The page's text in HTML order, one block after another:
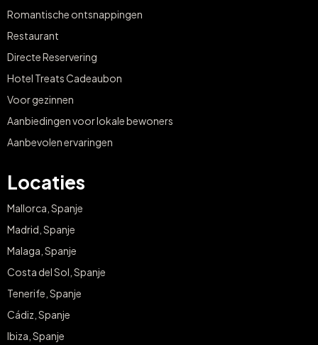
Romantische ontsnappingen
Restaurant
Directe Reservering
Hotel Treats Cadeaubon
Voor gezinnen
Aanbiedingen voor lokale bewoners
Aanbevolen ervaringen
Locaties
Mallorca, Spanje
Madrid, Spanje
Malaga, Spanje
Costa del Sol, Spanje
Tenerife, Spanje
Cádiz, Spanje
Ibiza, Spanje